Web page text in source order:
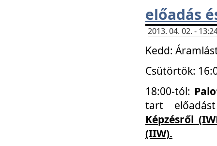
előadás
2013. 04. 02. -
Kedd:
Csütörtök:
18:00-tól:
tart
Képzésről
(IIW).